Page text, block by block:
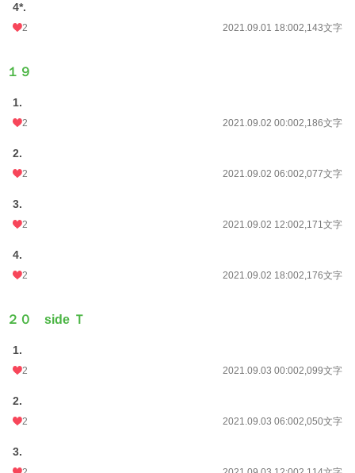
4*.
2 2021.09.01 18:002,143文字
１９
1.
2 2021.09.02 00:002,186文字
2.
2 2021.09.02 06:002,077文字
3.
2 2021.09.02 12:002,171文字
4.
2 2021.09.02 18:002,176文字
２０ side Ｔ
1.
2 2021.09.03 00:002,099文字
2.
2 2021.09.03 06:002,050文字
3.